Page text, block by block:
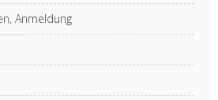
Anmeldung